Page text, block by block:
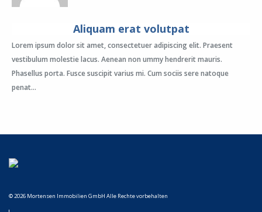
Aliquam erat volutpat
Lorem ipsum dolor sit amet, consectetuer adipiscing elit. Praesent
vestibulum molestie lacus. Aenean non ummy hendrerit mauris.
Phasellus porta. Fusce suscipit varius mi. Cum sociis sere natoque
penat...
© 2026 Mortensen Immobilien GmbH Alle Rechte vorbehalten